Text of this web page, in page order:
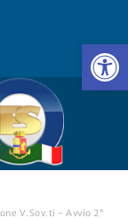
V.Sov.ti - Avvio 2°